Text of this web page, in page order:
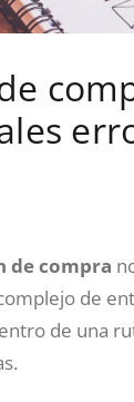
de compra
de
de una